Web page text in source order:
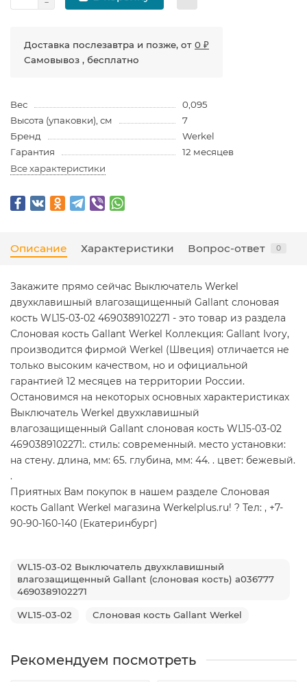
Доставка послезавтра и позже, от 0 ₽
Самовывоз , бесплатно
Вес
0,095
Высота (упаковки), см
7
Бренд
Werkel
Гарантия
12 месяцев
Все характеристики
Описание Характеристики Вопрос-ответ 0
Закажите прямо сейчас Выключатель Werkel
двухклавишный влагозащищенный Gallant слоновая
кость WL15-03-02 4690389102271 - это товар из раздела
Слоновая кость Gallant Werkel Коллекция: Gallant Ivory,
производится фирмой Werkel (Швеция) отличается не
только высоким качеством, но и официальной
гарантией 12 месяцев на территории России.
Остановимся на некоторых основных характеристиках
Выключатель Werkel двухклавишный
влагозащищенный Gallant слоновая кость WL15-03-02
4690389102271:. стиль: современный. место установки:
на стену. длина, мм: 65. глубина, мм: 44. . цвет: бежевый.
.
Приятных Вам покупок в нашем разделе Слоновая
кость Gallant Werkel магазина Werkelplus.ru! ? Тел: , +7-
90-90-160-140 (Екатеринбург)
WL15-03-02 Выключатель двухклавишный
влагозащищенный Gallant (слоновая кость) a036777
4690389102271
WL15-03-02 Слоновая кость Gallant Werkel
Рекомендуем посмотреть